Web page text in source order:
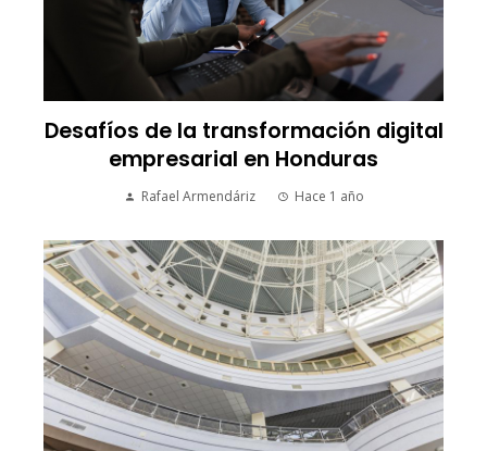
Desafíos de la transformación digital
empresarial en Honduras
Rafael Armendáriz Hace 1 año